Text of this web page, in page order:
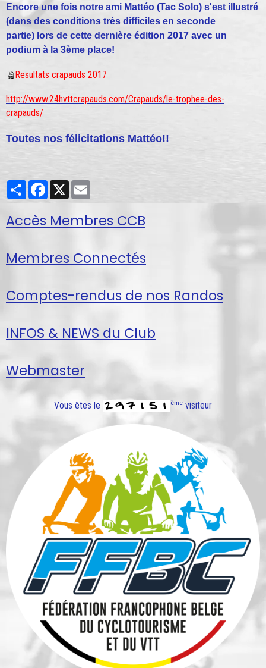
Encore une fois notre ami Mattéo (Tac Solo) s'est illustré
(dans des conditions très difficiles en seconde
partie) lors de cette dernière édition 2017 avec un
podium à la 3ème place!
Resultats crapauds 2017
http://www.24hvttcrapauds.com/Crapauds/le-trophee-des-
crapauds/
Toutes nos félicitations Mattéo!!
PartagerFacebook
X
Accès Membres CCB
Membres Connectés
Comptes-rendus de nos Randos
INFOS & NEWS du Club
Webmaster
Vous êtes le ème visiteur